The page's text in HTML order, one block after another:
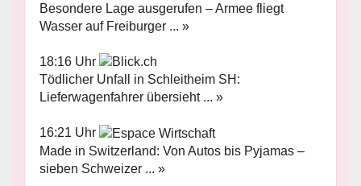
Besondere Lage ausgerufen – Armee fliegt
Wasser auf Freiburger ... »
18:16 Uhr
Tödlicher Unfall in Schleitheim SH:
Lieferwagenfahrer übersieht ... »
16:21 Uhr
Made in Switzerland: Von Autos bis Pyjamas –
sieben Schweizer ... »